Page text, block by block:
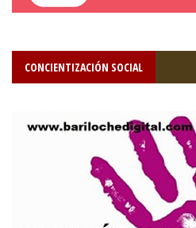
CONCIENTIZACIÓN SOCIAL